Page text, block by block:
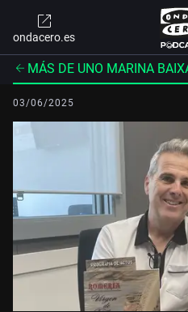
ondacero.es
MÁS DE UNO MARINA
03/06/2025